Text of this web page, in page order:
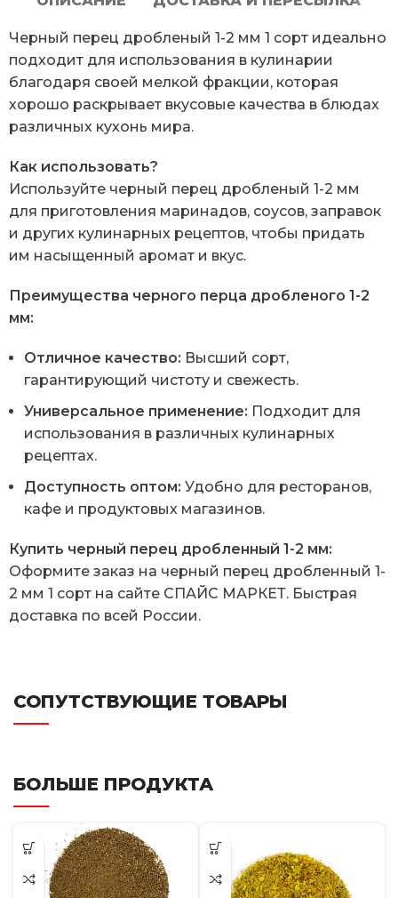
Черный перец дробленый 1-2 мм 1 сорт идеально
подходит для использования в кулинарии
благодаря своей мелкой фракции, которая
хорошо раскрывает вкусовые качества в блюдах
различных кухонь мира.
Как использовать?
Используйте черный перец дробленый 1-2 мм
для приготовления маринадов, соусов, заправок
и других кулинарных рецептов, чтобы придать
им насыщенный аромат и вкус.
Преимущества черного перца дробленого 1-2
мм:
Отличное качество: Высший сорт,
гарантирующий чистоту и свежесть.
Универсальное применение: Подходит для
использования в различных кулинарных
рецептах.
Доступность оптом: Удобно для ресторанов,
кафе и продуктовых магазинов.
Купить черный перец дробленный 1-2 мм:
Оформите заказ на черный перец дробленный 1-
2 мм 1 сорт на сайте СПАЙС МАРКЕТ. Быстрая
доставка по всей России.
СОПУТСТВУЮЩИЕ ТОВАРЫ
БОЛЬШЕ ПРОДУКТА